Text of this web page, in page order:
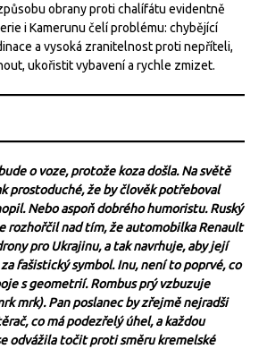
obrany proti chalífátu evidentně
i Kamerunu čelí problému: chybějící
a vysoká zranitelnost proti nepříteli,
ukořistit vybavení a rychle zmizet.
o voze, protože koza došla. Na světě
prostoduché, že by člověk potřeboval
Nebo aspoň dobrého humoristu. Ruský
rozhořčil nad tím, že automobilka Renault
pro Ukrajinu, a tak navrhuje, aby její
fašistický symbol. Inu, není to poprvé, co
s geometrií. Rombus prý vzbuzuje
mrk). Pan poslanec by zřejmě nejradši
co má podezřelý úhel, a každou
odvážila točit proti směru kremelské